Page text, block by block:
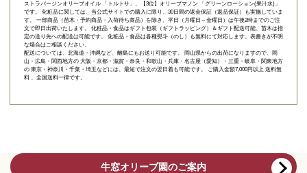
ストラバージンオリーブオイル 「トルトサ」 、【3位】 オリーブマノン 「グリーンローション(果汁水)」
です。 化粧品に関しては、当公式サイトでの購入に限り、 30日間の返金保証（返品保証）
も実施していま
す。 一部商品（苗木・予約商品・入荷待ち商品）を除き、平日（月曜日～金曜日）は午後2時までのご注
文で即日出荷いたします。 化粧品・食品はギフト包装（ギフトラッピング）＆ギフト配送可能、苗木は指
定の送り先への配送は可能です。 化粧品・食品は各種熨斗（のし）も無料にて対応します。表書きが不明
な場合はご相談ください。
配送については、北海道・沖縄など、離島にもお送り可能です。 岡山県からの出荷になりますので、岡
山・広島・関西地方の 大阪・京都・滋賀・奈良・和歌山・兵庫・名古屋（愛知）・三重・岐阜・関東地方
の 東京・神奈川・千葉・埼玉などには、最短で注文の翌日着も可能です。 ご購入金額7,000円以上 送料無
料 、全国送料一律です。
牛窓オリーブ園のご案内